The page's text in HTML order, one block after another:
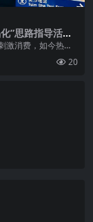
”思路指导活动
激消费，如今热衷
、双11、母婴节、
20